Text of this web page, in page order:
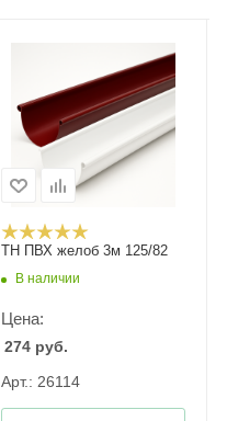
ТН ПВХ желоб 3м 125/82
В наличии
Цена:
274 руб.
Арт.: 26114